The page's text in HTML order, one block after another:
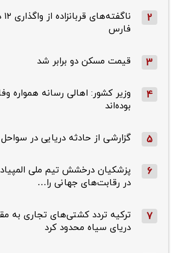
2
فارس
3 قیمت مسکن دو برابر شد
4
وزیر کشور: اهالی رسانه همواره
بوده‌اند
5 گزارشی از حادثه دریایی در
6
پزشکیان درخشش تیم ملی
در رقابت‌های جهانی را…
7
ترکیه تردد کشتی‌های تجاری به
دریای سیاه محدود کرد